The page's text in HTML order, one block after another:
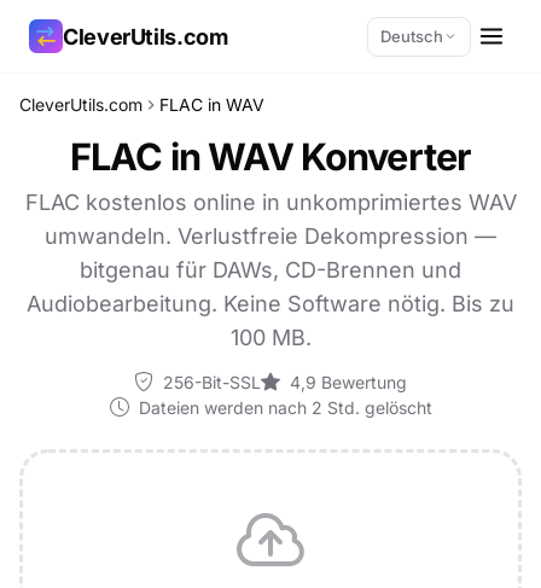
CleverUtils.com Deutsch
CleverUtils.com FLAC in WAV
FLAC in WAV Konverter
FLAC kostenlos online in unkomprimiertes WAV
umwandeln. Verlustfreie Dekompression —
bitgenau für DAWs, CD-Brennen und
Audiobearbeitung. Keine Software nötig. Bis zu
100 MB.
256-Bit-SSL
4,9 Bewertung
Dateien werden nach 2 Std. gelöscht
Link kopieren